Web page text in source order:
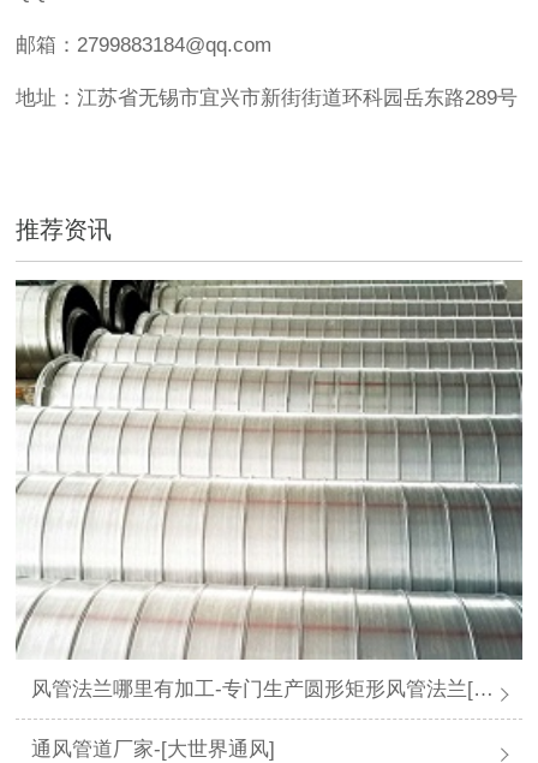
邮箱：2799883184@qq.com
地址：江苏省无锡市宜兴市新街街道环科园岳东路289号
推荐资讯
风管法兰哪里有加工-专门生产圆形矩形风管法兰[大世界通风]
通风管道厂家-[大世界通风]